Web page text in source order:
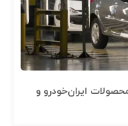
ایران‌خودرو و